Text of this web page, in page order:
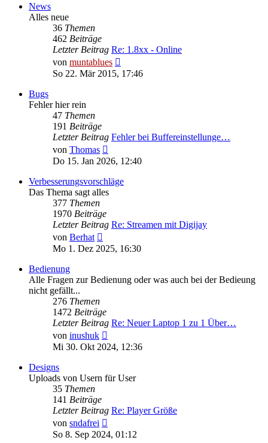
News
Alles neue
36 Themen
462 Beiträge
Letzter Beitrag Re: 1.8xx - Online
von muntablues
Beitrag
So 22. Mär 2015, 17:46
Bugs
Fehler hier rein
47 Themen
191 Beiträge
Letzter Beitrag Fehler bei Buffereinstellunge…
von Thomas
Beitrag
Do 15. Jan 2026, 12:40
Verbesserungsvorschläge
Das Thema sagt alles
377 Themen
1970 Beiträge
Letzter Beitrag Re: Streamen mit Digijay
von Berhat
Beitrag
Mo 1. Dez 2025, 16:30
Bedienung
Alle Fragen zur Bedienung oder was auch bei der Bedieung
nicht gefällt...
276 Themen
1472 Beiträge
Letzter Beitrag Re: Neuer Laptop 1 zu 1 Über…
von inushuk
Beitrag
Mi 30. Okt 2024, 12:36
Designs
Uploads von Usern für User
35 Themen
141 Beiträge
Letzter Beitrag Re: Player Größe
von sndafrei
Beitrag
So 8. Sep 2024, 01:12